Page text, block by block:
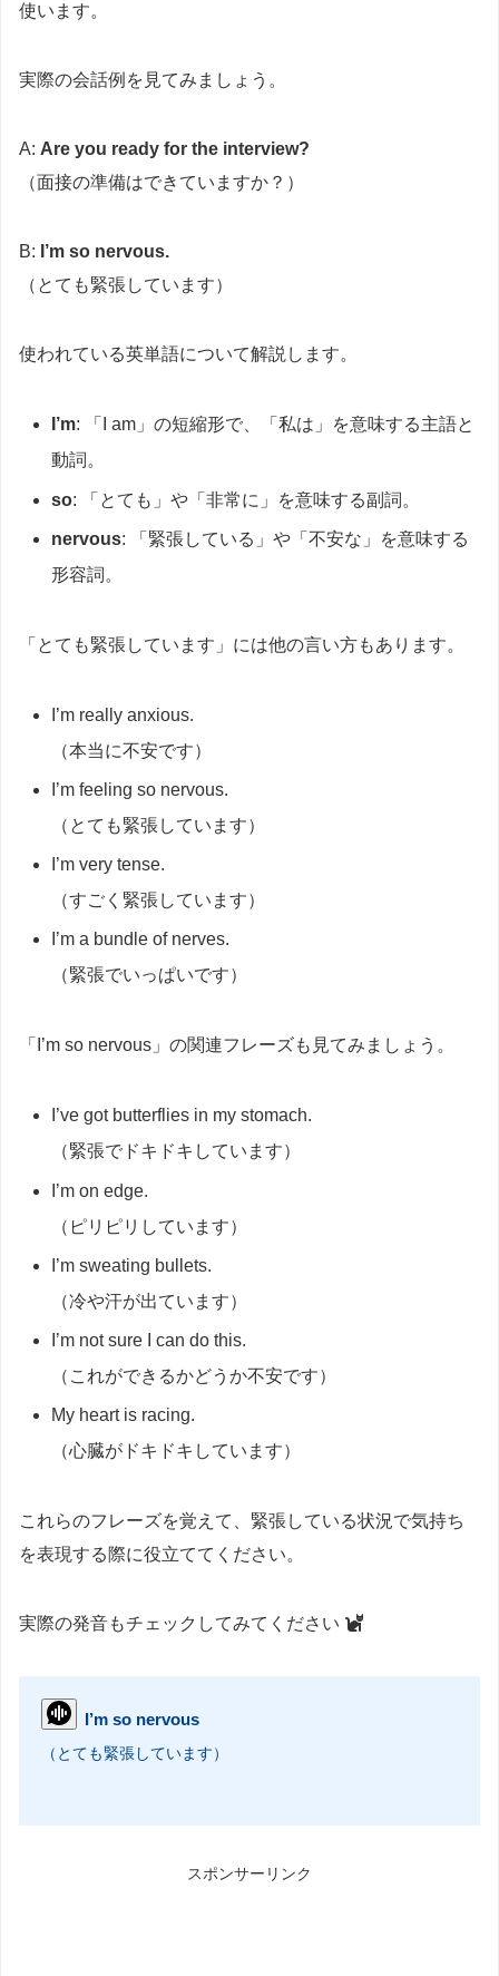
使います。
実際の会話例を見てみましょう。
A: Are you ready for the interview?
（面接の準備はできていますか？）
B: I’m so nervous.
（とても緊張しています）
使われている英単語について解説します。
I’m: 「I am」の短縮形で、「私は」を意味する主語と
動詞。
so: 「とても」や「非常に」を意味する副詞。
nervous: 「緊張している」や「不安な」を意味する
形容詞。
「とても緊張しています」には他の言い方もあります。
I’m really anxious.
（本当に不安です）
I’m feeling so nervous.
（とても緊張しています）
I’m very tense.
（すごく緊張しています）
I’m a bundle of nerves.
（緊張でいっぱいです）
「I’m so nervous」の関連フレーズも見てみましょう。
I’ve got butterflies in my stomach.
（緊張でドキドキしています）
I’m on edge.
（ピリピリしています）
I’m sweating bullets.
（冷や汗が出ています）
I’m not sure I can do this.
（これができるかどうか不安です）
My heart is racing.
（心臓がドキドキしています）
これらのフレーズを覚えて、緊張している状況で気持ち
を表現する際に役立ててください。
実際の発音もチェックしてみてください
I’m so nervous
（とても緊張しています）
スポンサーリンク